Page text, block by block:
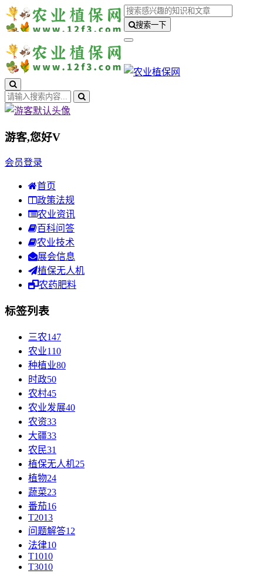
搜索一下
游客,您好V
会员登录
首页
政策法规
农业资讯
百科问答
农业技术
展会信息
植保无人机
农药肥料
标签列表
三农147
农业110
种植业80
时政50
农村45
农业发展40
农资33
大疆33
农民31
植保无人机25
植物24
蔬菜23
番茄16
T2013
问题解答12
法律10
T1010
T3010